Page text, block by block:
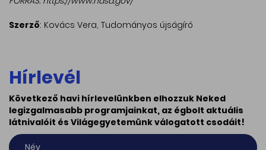
Szerző: Kovács Vera, Tudományos újságíró
Hírlevél
Következő havi hírlevelünkben elhozzuk Neked
legizgalmasabb programjainkat, az égbolt aktuális
látnivalóit és Világegyetemünk válogatott csodáit!